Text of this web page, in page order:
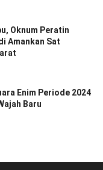
Oknum Peratin
Amankan Sat
Enim Periode 2024
Baru